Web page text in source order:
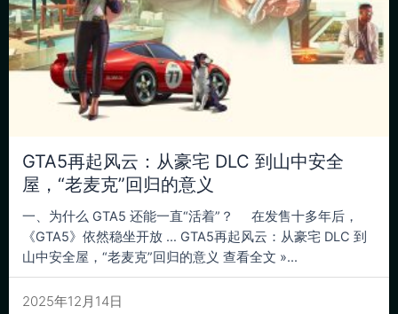
GTA5再起风云：从豪宅 DLC 到山中安全
屋，“老麦克”回归的意义
2025年12月14日
一、为什么 GTA5 还能一直“活着”？ 在发售十多年后，
《GTA5》依然稳坐开放 … GTA5再起风云：从豪宅 DLC 到
山中安全屋，“老麦克”回归的意义 查看全文 »...